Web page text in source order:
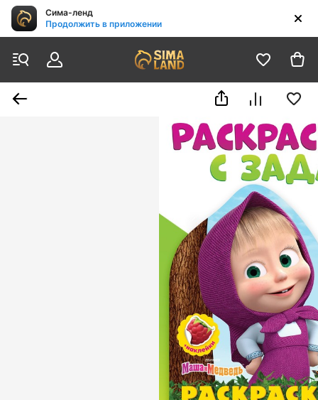
Сима-ленд
Продолжить в приложении